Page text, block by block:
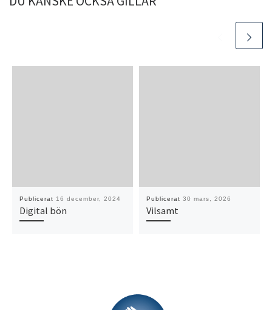
Publicerat 16 december, 2024
Digital bön
Publicerat 30 mars, 2026
Vilsamt